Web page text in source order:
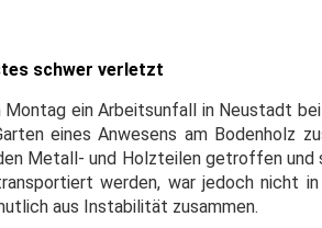
schwer verletzt
ein Arbeitsunfall in Neustadt
eines Anwesens am Bodenholz
Metall- und Holzteilen getroffen
werden, war jedoch nicht
aus Instabilität zusammen.